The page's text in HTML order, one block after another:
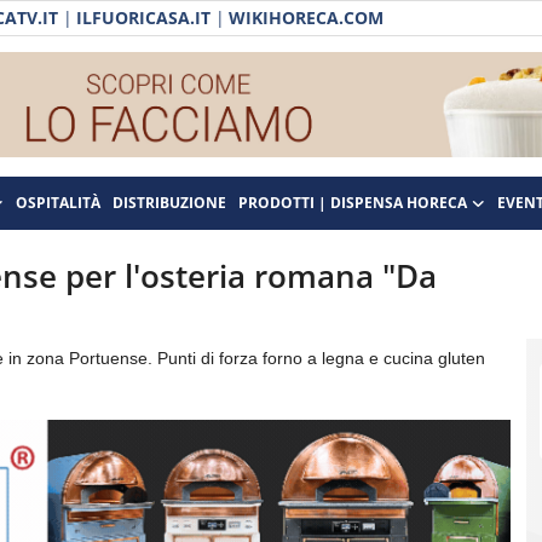
| ILFUORICASA.IT | WIKIHORECA.COM
OSPITALITÀ DISTRIBUZIONE PRODOTTI | DISPENSA HORECA
per l'osteria romana "Da
zona Portuense. Punti di forza forno a legna e cucina gluten